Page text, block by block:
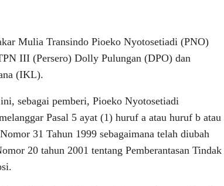
Mulia Transindo Pioeko Nyotosetiadi (PNO)
III (Persero) Dolly Pulungan (DPO) dan
(IKL).
sebagai pemberi, Pioeko Nyotosetiadi
Pasal 5 ayat (1) huruf a atau huruf b atau
31 Tahun 1999 sebagaimana telah diubah
20 tahun 2001 tentang Pemberantasan Tindak